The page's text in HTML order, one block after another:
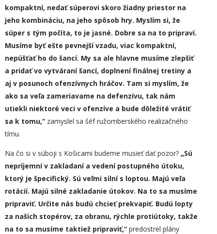
kompaktní, nedať súperovi skoro žiadny priestor na
jeho kombináciu, na jeho spôsob hry. Myslím si, že
súper s tým počíta, to je jasné. Dobre sa na to pripraví.
Musíme byť ešte pevnejší vzadu, viac kompaktní,
nepúšťať ho do šancí. My sa ale hlavne musíme zlepšiť
a pridať vo vytváraní šancí, doplnení finálnej tretiny a
aj v posunoch ofenzívnych hráčov. Tam si myslím, že
ako sa veľa zameriavame na defenzívu, tak nám
utiekli niektoré veci v ofenzíve a bude dôležité vrátiť
sa k tomu,“ zamyslel sa šéf ružomberského realizačného
tímu.
Na čo si v súboji s Košicami budeme musieť dať pozor? „Sú
nepríjemní v zakladaní a vedení postupného útoku,
ktorý je špecifický. Sú veľmi silní s loptou. Majú veľa
rotácií. Majú silné zakladanie útokov. Na to sa musíme
pripraviť. Určite nás budú chcieť prekvapiť. Budú lopty
za našich stopérov, za obranu, rýchle protiútoky, takže
na to sa musíme taktiež pripraviť,“ predostrel plány